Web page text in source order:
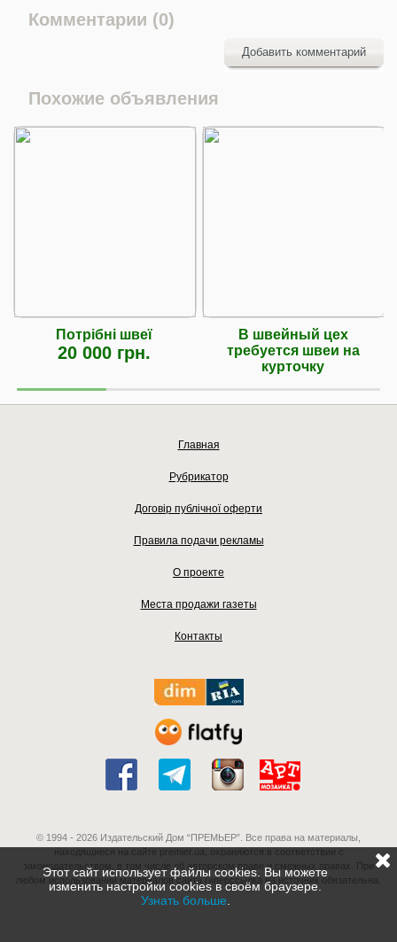
Комментарии (0)
Добавить комментарий
Похожие объявления
Потрібні швеї
20 000 грн.
В швейный цех
требуется швеи на
курточку
Главная
Рубрикатор
Договір публічної оферти
Правила подачи рекламы
О проекте
Места продажи газеты
Контакты
© 1994 - 2026 Издательский Дом “ПРЕМЬЕР”. Все права на материалы,
находящиеся на сайте premier.ua, охраняются в соответствии с
законодательством, в том числе об авторском праве и смежных правах. При
любом использовании материалов сайта гиперссылка на источник обязательна.
Этот сайт использует файлы cookies. Вы можете
изменить настройки cookies в своём браузере.
Узнать больше